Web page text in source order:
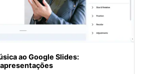
ao Google Slides: